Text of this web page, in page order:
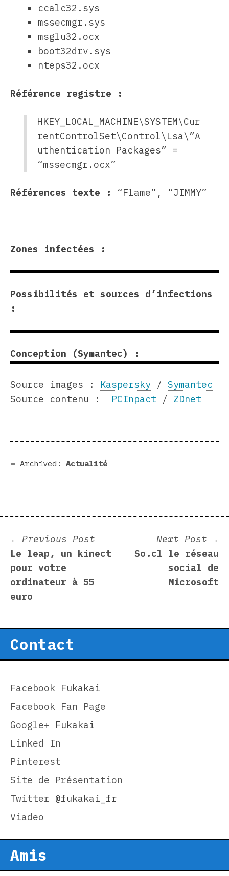
ccalc32.sys
mssecmgr.sys
msglu32.ocx
boot32drv.sys
nteps32.ocx
Référence registre :
HKEY_LOCAL_MACHINE\SYSTEM\Cur
rentControlSet\Control\Lsa\”A
uthentication Packages” =
“mssecmgr.ocx”
Références texte : “Flame”, “JIMMY”
Zones infectées :
Possibilités et sources d’infections
:
Conception (Symantec) :
Source images : Kaspersky / Symantec
Source contenu : PCInpact / ZDnet
Archived: Actualité
Post
navigation
Previous Post
post:
Le leap, un kinect
pour votre
ordinateur à 55
euro
Next Post
So.cl le réseau
social de
Microsoft
Contact
Facebook Fukakai
Facebook Fan Page
Google+ Fukakai
Linked In
Pinterest
Site de Présentation
Twitter @fukakai_fr
Viadeo
Amis